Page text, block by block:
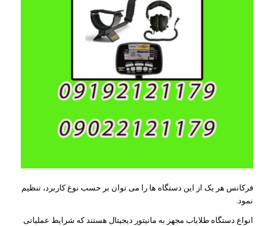
فرکانس هر یک از این دستگاه ها را می توان بر حسب نوع کاربرد، تنظیم
نمود.
انواع دستگاه طلایاب مجهز به مانیتور دیجیتال هستند که شرایط عملیاتی